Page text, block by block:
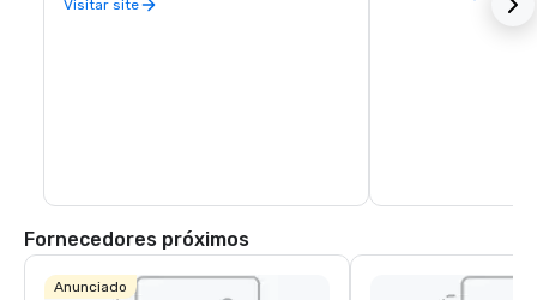
Visitar site
Fornecedores próximos
Anunciado